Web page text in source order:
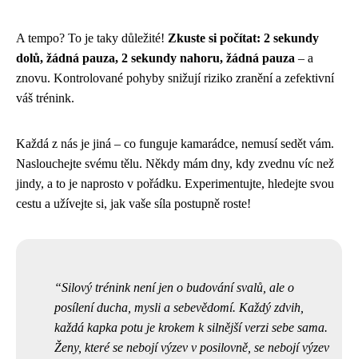
A tempo? To je taky důležité! Zkuste si počítat: 2 sekundy
dolů, žádná pauza, 2 sekundy nahoru, žádná pauza – a
znovu. Kontrolované pohyby snižují riziko zranění a zefektivní
váš trénink.
Každá z nás je jiná – co funguje kamarádce, nemusí sedět vám.
Naslouchejte svému tělu. Někdy mám dny, kdy zvednu víc než
jindy, a to je naprosto v pořádku. Experimentujte, hledejte svou
cestu a užívejte si, jak vaše síla postupně roste!
Silový trénink není jen o budování svalů, ale o
posílení ducha, mysli a sebevědomí. Každý zdvih,
každá kapka potu je krokem k silnější verzi sebe sama.
Ženy, které se nebojí výzev v posilovně, se nebojí výzev